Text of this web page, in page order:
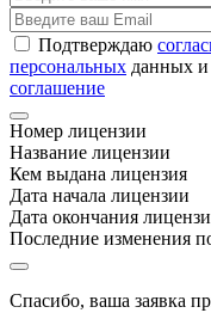
Подтверждаю
персональных данных
соглашение
Номер лицензии
Название лицензии
Кем выдана лицензия
Дата начала лицензии
Дата окончания
Последние изменения
Спасибо, ваша заявка